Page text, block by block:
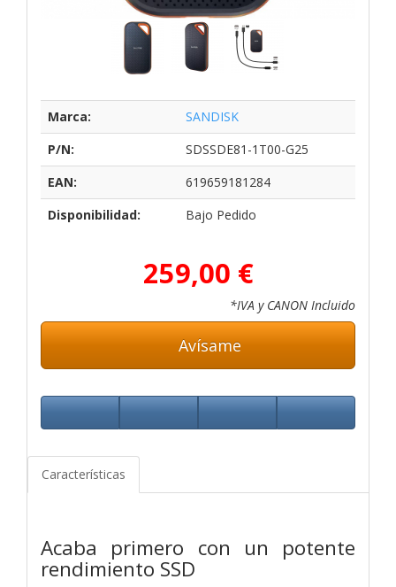
Marca:
SANDISK
P/N:
SDSSDE81-1T00-G25
EAN:
619659181284
Disponibilidad:
Bajo Pedido
259,00 €
*IVA y CANON Incluido
Avísame
Características
Acaba primero con un potente
rendimiento SSD